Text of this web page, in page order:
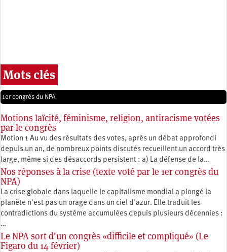
Mots clés
1er congrès du NPA
Motions laïcité, féminisme, religion, antiracisme votées
par le congrès
Motion 1 Au vu des résultats des votes, après un débat approfondi
depuis un an, de nombreux points discutés recueillent un accord très
large, même si des désaccords persistent : a) La défense de la…
Nos réponses à la crise (texte voté par le 1er congrès du
NPA)
La crise globale dans laquelle le capitalisme mondial a plongé la
planète n'est pas un orage dans un ciel d'azur. Elle traduit les
contradictions du système accumulées depuis plusieurs décennies :
…
Le NPA sort d'un congrès «difficile et compliqué» (Le
Figaro du 14 février)